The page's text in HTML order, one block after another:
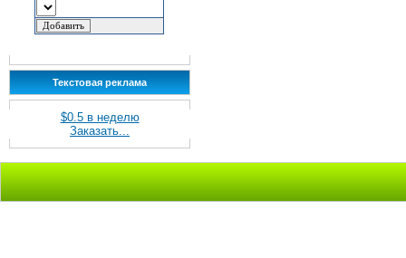
Текстовая реклама
$0.5 в неделю
Заказать...